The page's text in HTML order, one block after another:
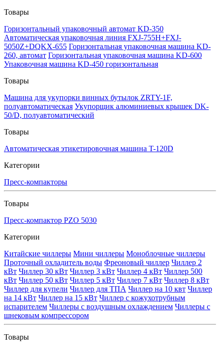
Товары
Горизонтальный упаковочный автомат KD-350
Автоматическая упаковочная линия FXJ-755H+FXJ-
5050Z+DQKX-655 Горизонтальная упаковочная машина KD-
260, автомат Горизонтальная упаковочная машина KD-600
Упаковочная машина KD-450 горизонтальная
Товары
Машина для укупорки винных бутылок ZRTY-1F,
полуавтоматическая Укупорщик алюминиевых крышек DK-
50/D, полуавтоматический
Товары
Автоматическая этикетировочная машина T-120D
Категории
Пресс-компакторы
Товары
Пресс-компактор PZO 5030
Категории
Китайские чиллеры Мини чиллеры Моноблочные чиллеры
Проточный охладитель воды Фреоновый чиллер Чиллер 2
кВт Чиллер 30 кВт Чиллер 3 кВт Чиллер 4 кВт Чиллер 500
кВт Чиллер 50 кВт Чиллер 5 кВт Чиллер 7 кВт Чиллер 8 кВт
Чиллер для купели Чиллер для ТПА Чиллер на 10 квт Чиллер
на 14 кВт Чиллер на 15 кВт Чиллер с кожухотрубным
испарителем Чиллеры с воздушным охлаждением Чиллеры с
шнековым компрессором
Товары